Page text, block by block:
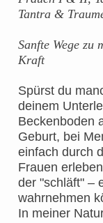
Tantra &
Sanfte Wege
Kraft
Spürst du
deinem
Beckenboden
Geburt, bei
einfach durch
Frauen
der "schläft" –
wahrnehmen
In meiner